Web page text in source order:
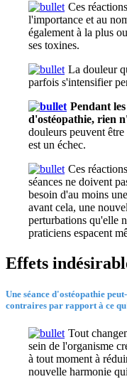
Ces
l'importance et au
également à la plus
ses toxines.
La douleur
parfois s'intensifier
Pendant
d'ostéopathie, rien
douleurs peuvent
est un échec.
Ces
séances ne doivent
besoin d'au moins
avant cela, une
perturbations qu'elle
praticiens espacent
Effets
Une séance d'ostéopathie
contraires par rapport à ce
Tout
sein de l'organisme
à tout moment à
nouvelle harmonie